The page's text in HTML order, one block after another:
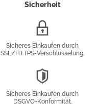
Sicherheit
Sicheres Einkaufen durch
SSL/HTTPS-Verschlüsselung.
Sicheres Einkaufen durch
DSGVO-Konformität.